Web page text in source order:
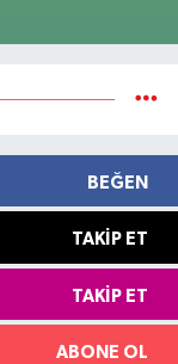
BEĞEN
TAKIP ET
TAKIP ET
ABONE OL